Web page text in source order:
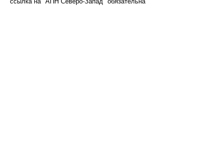
ссылка на "АПН Северо-Запад" обязательна